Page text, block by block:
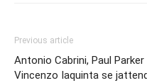
Previous article
Antonio Cabrini, Paul Parker
Vincenzo Iaquinta se